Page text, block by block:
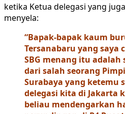
ketika Ketua delegasi yang
menyela:
“Bapak-bapak kaum
Tersanabaru yang saya
SBG menang itu
dari salah seorang
Surabaya yang ketemu
delegasi kita di Jakarta
beliau mendengarkan